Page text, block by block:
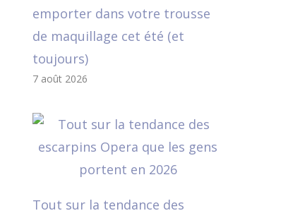
emporter dans votre trousse
de maquillage cet été (et
toujours)
7 août 2026
Tout sur la tendance des